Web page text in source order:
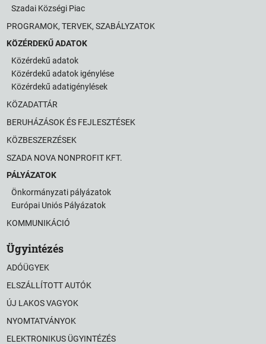
Szadai Községi Piac
PROGRAMOK, TERVEK, SZABÁLYZATOK
KÖZÉRDEKŰ ADATOK
Közérdekű adatok
Közérdekű adatok igénylése
Közérdekű adatigénylések
KÖZADATTÁR
BERUHÁZÁSOK ÉS FEJLESZTÉSEK
KÖZBESZERZÉSEK
SZADA NOVA NONPROFIT KFT.
PÁLYÁZATOK
Önkormányzati pályázatok
Európai Uniós Pályázatok
KOMMUNIKÁCIÓ
Ügyintézés
ADÓÜGYEK
ELSZÁLLÍTOTT AUTÓK
ÚJ LAKOS VAGYOK
NYOMTATVÁNYOK
ELEKTRONIKUS ÜGYINTÉZÉS